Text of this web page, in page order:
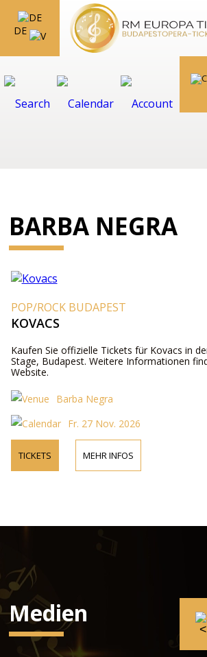
DE
BARBA NEGRA
POP/ROCK BUDAPEST
KOVACS
Kaufen Sie offizielle Tickets für Kovacs in
Stage, Budapest. Weitere Informationen
Website.
Barba Negra
Fr. 27 Nov. 2026
TICKETS MEHR INFOS
Medien